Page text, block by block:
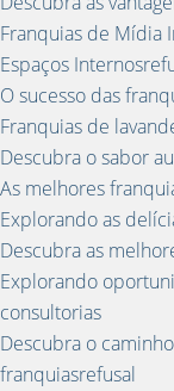
Franquias de Mídia
Espaços
O sucesso das
Franquias de
Descubra o sabor
As melhores
Explorando as
Descubra as
Explorando
consultorias
Descubra o
franquiasrefusal